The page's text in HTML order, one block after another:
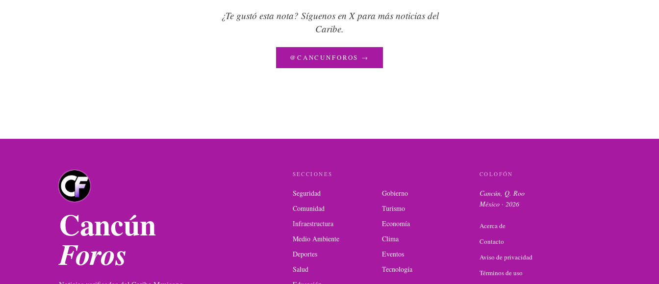
¿Te gustó esta nota? Síguenos en X para más noticias del
Caribe.
@CANCUNFOROS →
Cancún
Foros
SECCIONES
Seguridad
Gobierno
Comunidad
Turismo
Infraestructura
Economía
Medio Ambiente
Clima
Deportes
Eventos
Salud
Tecnología
COLOFÓN
Cancún, Q. Roo
México · 2026
Acerca de
Contacto
Aviso de privacidad
Términos de uso